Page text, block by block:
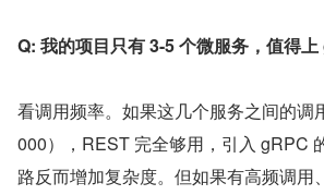
Q: 我的项目只有 3-5 个微服务，值得上
看调用频率。如果这几个服务之间的调
000），REST 完全够用，引入 gRPC
路反而增加复杂度。但如果有高频调用